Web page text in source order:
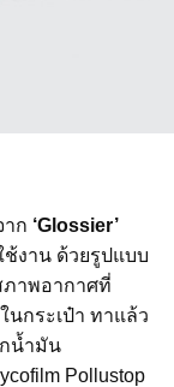
าก ‘Glossier’
งาน ด้วยรูปแบบ
าพอากาศที่
นกระเป๋า ทาแล้ว
น้ำมัน
Pollustop